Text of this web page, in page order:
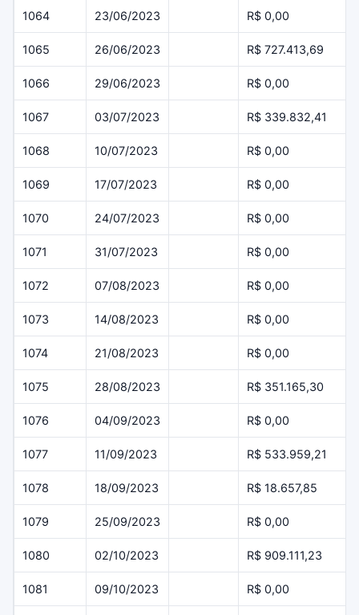
1064 23/06/2023 R$ 0,00
1065 26/06/2023 R$ 727.413,69
1066 29/06/2023 R$ 0,00
1067 03/07/2023 R$ 339.832,41
1068 10/07/2023 R$ 0,00
1069 17/07/2023 R$ 0,00
1070 24/07/2023 R$ 0,00
1071 31/07/2023 R$ 0,00
1072 07/08/2023 R$ 0,00
1073 14/08/2023 R$ 0,00
1074 21/08/2023 R$ 0,00
1075 28/08/2023 R$ 351.165,30
1076 04/09/2023 R$ 0,00
1077 11/09/2023 R$ 533.959,21
1078 18/09/2023 R$ 18.657,85
1079 25/09/2023 R$ 0,00
1080 02/10/2023 R$ 909.111,23
1081 09/10/2023 R$ 0,00